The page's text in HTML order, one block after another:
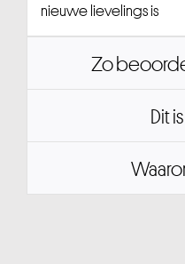
nieuwe lievelings is
Zo
Dit